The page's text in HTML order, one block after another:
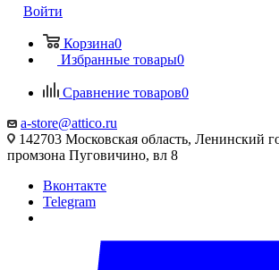
Войти
Корзина0
Избранные товары0
Сравнение товаров0
a-store@attico.ru
142703 Московская область, Ленинский
промзона Пуговичино, вл 8
Вконтакте
Telegram